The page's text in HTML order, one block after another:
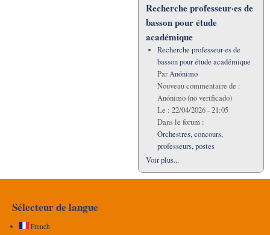
Recherche professeur·es de
basson pour étude
académique
Recherche professeur·es de
basson pour étude académique
ParAnónimo
Nouveau commentaire de :
Anónimo (no verificado)
Le : 22/04/2026 - 21:05
Dans le forum :
Orchestres, concours,
professeurs, postes
Voir plus...
Sélecteur de langue
French